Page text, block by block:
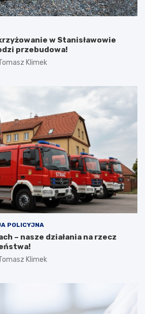
w Stanisławowie
przebudowa!
Klimek
POLICYJNA
– nasze działania na rzecz
Klimek